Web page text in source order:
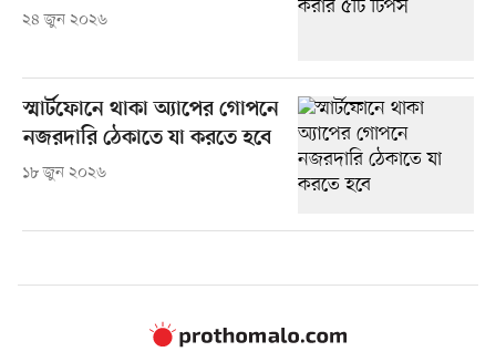
২৪ জুন ২০২৬
স্মার্টফোনে থাকা অ্যাপের গোপনে
নজরদারি ঠেকাতে যা করতে হবে
১৮ জুন ২০২৬